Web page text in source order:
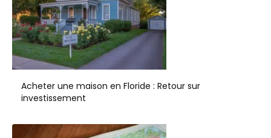
Acheter une maison en Floride : Retour sur
investissement